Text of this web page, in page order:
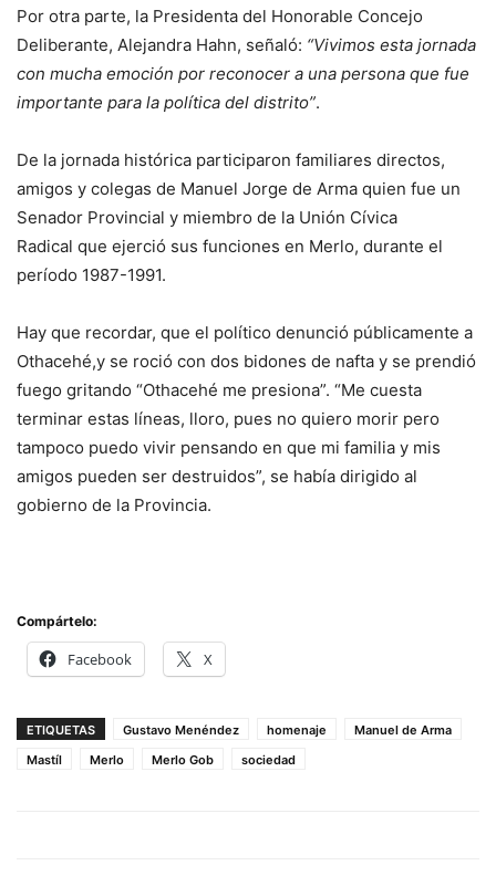
Por otra parte, la Presidenta del Honorable Concejo
Deliberante, Alejandra Hahn, señaló: “Vivimos esta jornada
con mucha emoción por reconocer a una persona que fue
importante para la política del distrito”.
De la jornada histórica participaron familiares directos,
amigos y colegas de Manuel Jorge de Arma quien fue un
Senador Provincial y miembro de la Unión Cívica
Radical que ejerció sus funciones en Merlo, durante el
período 1987-1991.
Hay que recordar, que el político denunció públicamente a
Othacehé,y se roció con dos bidones de nafta y se prendió
fuego gritando “Othacehé me presiona”. “Me cuesta
terminar estas líneas, lloro, pues no quiero morir pero
tampoco puedo vivir pensando en que mi familia y mis
amigos pueden ser destruidos”, se había dirigido al
gobierno de la Provincia.
Compártelo:
Facebook X
ETIQUETAS Gustavo Menéndez homenaje
Manuel de Arma
Mastíl
Merlo Merlo Gob sociedad